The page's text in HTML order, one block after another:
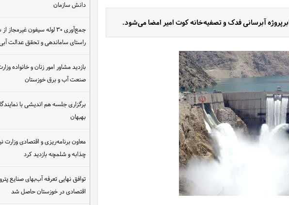
آبرسانی فدک و تصفیه‌خانه کوت امیر امضا می‌شود.
دانش سازمان
جمع‌آوری ۳۰ لوله سیفون
راستای ساماندهی و تحقق عدالت
بازدید مشاور امور زنان و خانواده
صنعت آب و برق خوزستان
برگزاری جلسه هم اندیشی با
بهبهان
معاون برنامه‌ریزی و اقتصادی وزارت
چذابه و شلمچه بازدید کرد
توافق نهایی تعرفه آب‌بهای صنایع
اقتصادی در خوزستان حاصل شد